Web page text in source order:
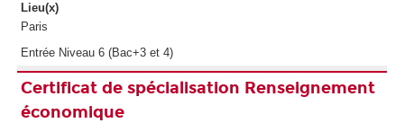
Lieu(x)
Paris
Entrée Niveau 6 (Bac+3 et 4)
Certificat de spécialisation Renseignement
économique